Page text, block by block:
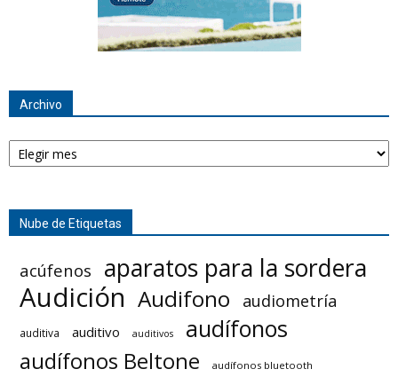
Archivo
Archivo
Nube de Etiquetas
acúfenos aparatos para la sordera
Audición Audifono audiometría
auditiva auditivo auditivos audífonos
audífonos Beltone audífonos bluetooth